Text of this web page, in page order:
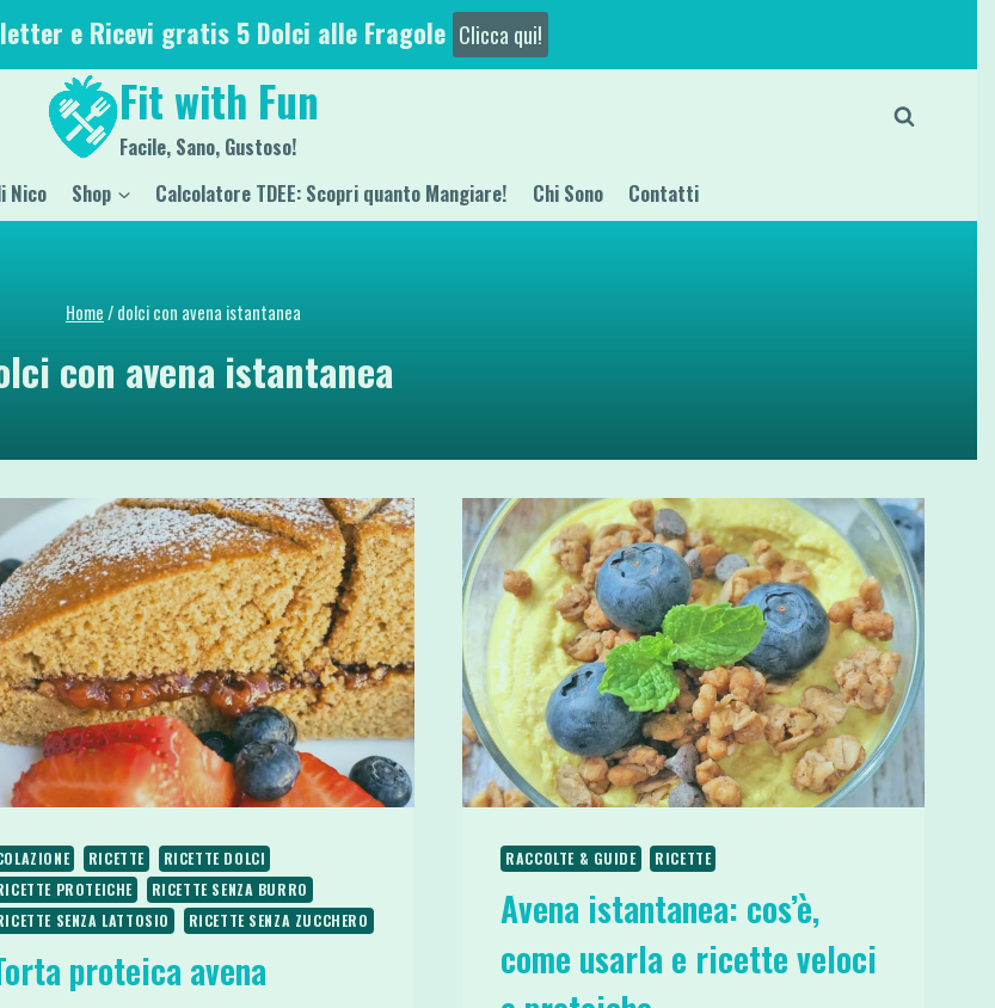
e Ricevi gratis 5 Dolci alle Fragole Clicca qui!
Fit with Fun
Facile, Sano, Gustoso!
Nico Shop Calcolatore TDEE: Scopri quanto Mangiare! Chi Sono Contatti
Home/dolci con avena istantanea
con avena istantanea
RICETTE
RICETTE DOLCI
PROTEICHE
RICETTE SENZA BURRO
SENZA LATTOSIO
RICETTE SENZA ZUCCHERO
proteica avena
RACCOLTE & GUIDE RICETTE
Avena istantanea: cos’è,
come usarla e ricette veloci